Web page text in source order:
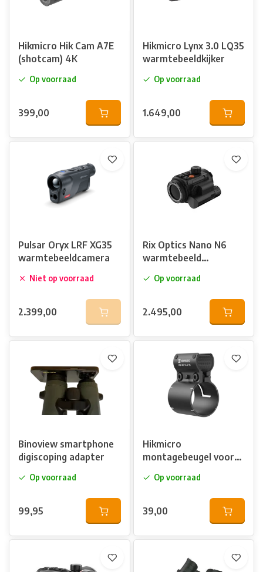
apparaten het beste bij jouw praktijk en portemonnee passen.
Hikmicro Hik Cam A7E
(shotcam) 4K
Op voorraad
399,00
Hikmicro Lynx 3.0 LQ35
warmtebeeldkijker
Op voorraad
1.649,00
Pulsar Oryx LRF XG35
warmtebeeldcamera
Niet op voorraad
2.399,00
Rix Optics Nano N6
warmtebeeld
afstandsmeter
Op voorraad
2.495,00
Binoview smartphone
digiscoping adapter
Op voorraad
99,95
Hikmicro
montagebeugel voor
Op voorraad
39,00